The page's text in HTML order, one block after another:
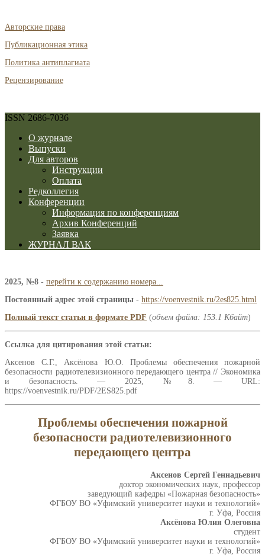
Авторские права
Публикационная этика
Политика антиплагиата
Рецензирование
ISSN 2686-7036
О журнале
Выпуски
Для авторов
Инструкции
Оплата
Редколлегия
Конференции
Информация по конференциям
Архив Конференций
Заявка
ЖУРНАЛ ВАК
2025, №8 - перейти к содержанию номера...
Постоянный адрес этой страницы - https://voenvestnik.ru/2es825.html
Полный текст статьи в формате PDF (объем файла: 153.1 Кбайт)
Ссылка для цитирования этой статьи:
Аксенов С.Г., Аксёнова Ю.О. Проблемы обеспечения пожарной
безопасности радиотелевизионного передающего центра // Экономика
и безопасность. — 2025, №8. — URL:
https://voenvestnik.ru/PDF/2ES825.pdf
Проблемы обеспечения пожарной
безопасности радиотелевизионного
передающего центра
Аксенов Сергей Геннадьевич
доктор экономических наук, профессор
заведующий кафедры «Пожарная безопасность»
ФГБОУ ВО «Уфимский университет науки и технологий»
г. Уфа, Россия
Аксёнова Юлия Олеговна
студент
ФГБОУ ВО «Уфимский университет науки и технологий»
г. Уфа, Россия